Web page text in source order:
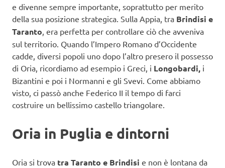
e divenne sempre importante, soprattutto per merito
della sua posizione strategica. Sulla Appia, tra Brindisi e
Taranto , era perfetta per controllare ciò che avveniva
sul territorio. Quando l’Impero Romano d’Occidente
cadde, diversi popoli uno dopo l’altro presero il possesso
di Oria, ricordiamo ad esempio i Greci, i Longobardi, i
Bizantini e poi i Normanni e gli Svevi. Come abbiamo
visto, ci passò anche Federico II il tempo di farci
costruire un bellissimo castello triangolare.
Oria in Puglia e dintorni
Oria si trova tra Taranto e Brindisi e non è lontana da